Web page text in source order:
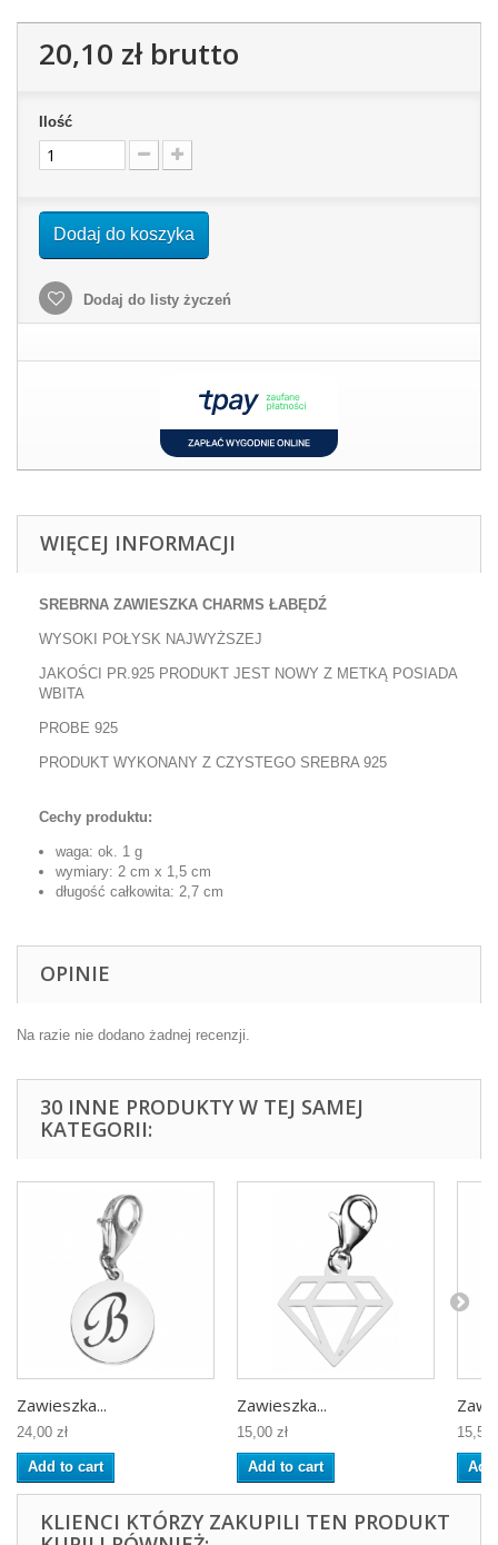
20,10 złbrutto
Ilość
Dodaj do koszyka
Dodaj do listy życzeń
WIĘCEJ INFORMACJI
SREBRNA ZAWIESZKA CHARMS ŁABĘDŹ
WYSOKI POŁYSK NAJWYŻSZEJ
JAKOŚCI PR.925 PRODUKT JEST NOWY Z METKĄ POSIADA
WBITA
PROBE 925
PRODUKT WYKONANY Z CZYSTEGO SREBRA 925
Cechy produktu:
waga: ok. 1 g
wymiary: 2 cm x 1,5 cm
długość całkowita: 2,7 cm
OPINIE
Na razie nie dodano żadnej recenzji.
30 INNE PRODUKTY W TEJ SAMEJ
KATEGORII:
Zawieszka...
24,00 zł
Add to cart
Zawieszka...
15,00 zł
Add to cart
15,50
KLIENCI KTÓRZY ZAKUPILI TEN PRODUKT